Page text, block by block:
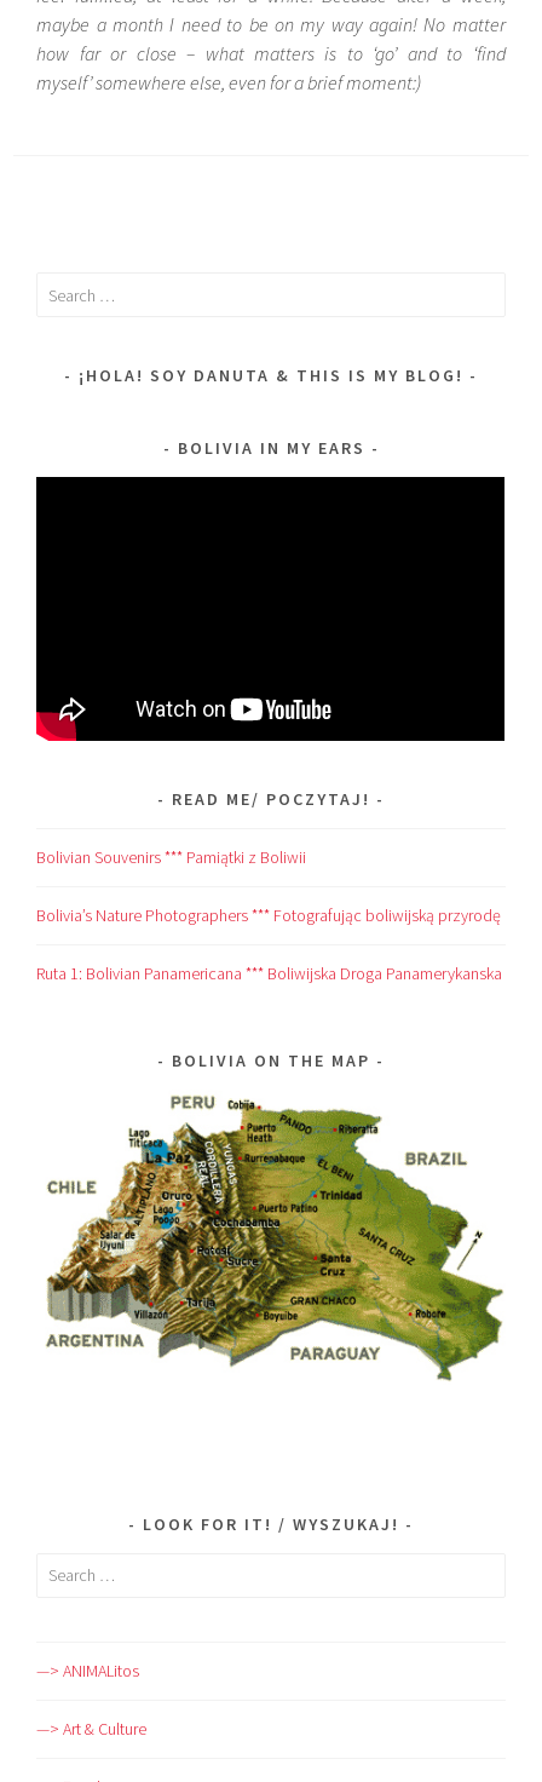
maybe a month I need to be on my way again! No matter
how far or close – what matters is to ‘go’ and to ‘find
myself’ somewhere else, even for a brief moment:)
Search
¡HOLA! SOY DANUTA & THIS IS MY BLOG!
BOLIVIA IN MY EARS
READ ME/ POCZYTAJ!
Bolivian Souvenirs *** Pamiątki z Boliwii
Bolivia’s Nature Photographers *** Fotografując boliwijską przyrodę
Ruta 1: Bolivian Panamericana *** Boliwijska Droga Panamerykanska
BOLIVIA ON THE MAP
LOOK FOR IT! / WYSZUKAJ!
Search
—> ANIMALitos
—> Art & Culture